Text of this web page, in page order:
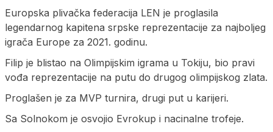
Europska plivačka federacija LEN je proglasila
legendarnog kapitena srpske reprezentacije za najboljeg
igrača Europe za 2021. godinu.
Filip je blistao na Olimpijskim igrama u Tokiju, bio pravi
vođa reprezentacije na putu do drugog olimpijskog zlata.
Proglašen je za MVP turnira, drugi put u karijeri.
Sa Solnokom je osvojio Evrokup i nacinalne trofeje.